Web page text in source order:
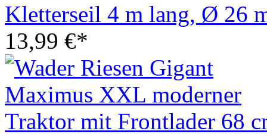
Kletterseil 4 m lang, Ø 26
13,99 €*